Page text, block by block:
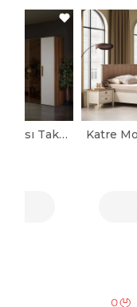
Largo Modern Yatak Odası Takımı